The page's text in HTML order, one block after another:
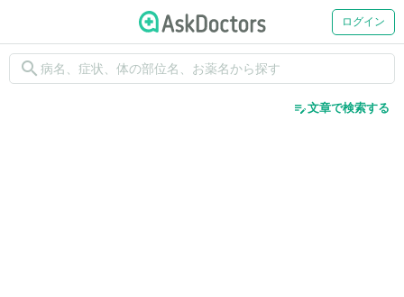
ログイン
search
edit_note文章で検索する